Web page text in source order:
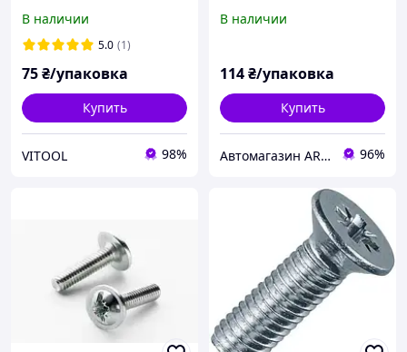
белый APRO
В наличии
5.0 (1)
75₴/упаковка
Купить
VITOOL 98%
белый (пач 10шт)
В наличии
114₴/упаковка
Купить
Автомагазин ARKdetali - запчасти, ремонт и уход за авто 96%